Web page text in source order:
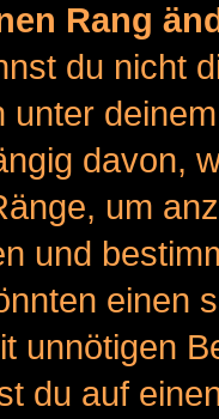
Rang
du nicht
unter
davon,
um
und
einen
unnötigen
du auf